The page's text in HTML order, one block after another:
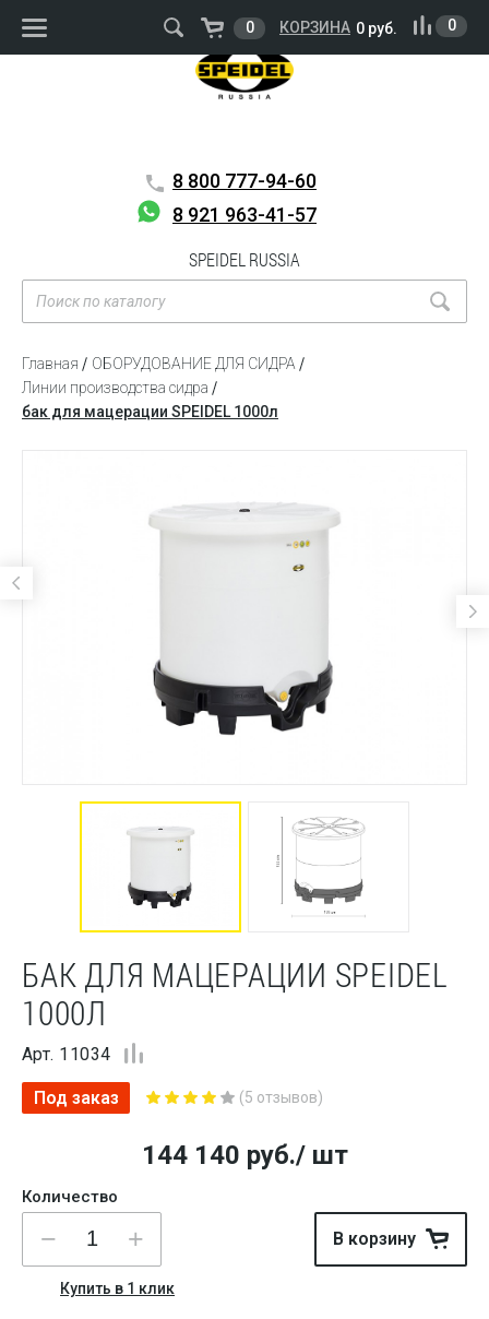
ВОЙТИ РЕГИСТРАЦИЯ
8 800 777-94-60
8 921 963-41-57
SPEIDEL RUSSIA
0 КОРЗИНА 0 руб. 0
Главная
ОБОРУДОВАНИЕ ДЛЯ СИДРА
Линии производства сидра
бак для мацерации SPEIDEL 1000л
БАК ДЛЯ МАЦЕРАЦИИ SPEIDEL
1000Л
Арт. 11034
Под заказ (5 отзывов)
144 140 руб./ шт
Количество
В корзину
Купить в 1 клик